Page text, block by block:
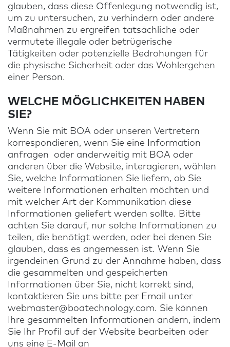
glauben, dass diese Offenlegung notwendig ist,
um zu untersuchen, zu verhindern oder andere
Maßnahmen zu ergreifen tatsächliche oder
vermutete illegale oder betrügerische
Tätigkeiten oder potenzielle Bedrohungen für
die physische Sicherheit oder das Wohlergehen
einer Person.
WELCHE MÖGLICHKEITEN HABEN
SIE?
Wenn Sie mit BOA oder unseren Vertretern
korrespondieren, wenn Sie eine Information
anfragen oder anderweitig mit BOA oder
anderen über die Website, interagieren, wählen
Sie, welche Informationen Sie liefern, ob Sie
weitere Informationen erhalten möchten und
mit welcher Art der Kommunikation diese
Informationen geliefert werden sollte. Bitte
achten Sie darauf, nur solche Informationen zu
teilen, die benötigt werden, oder bei denen Sie
glauben, dass es angemessen ist. Wenn Sie
irgendeinen Grund zu der Annahme haben, dass
die gesammelten und gespeicherten
Informationen über Sie, nicht korrekt sind,
kontaktieren Sie uns bitte per Email unter
webmaster@boatechnology.com. Sie können
Ihre gesammelten Informationen ändern, indem
Sie Ihr Profil auf der Website bearbeiten oder
uns eine E-Mail an